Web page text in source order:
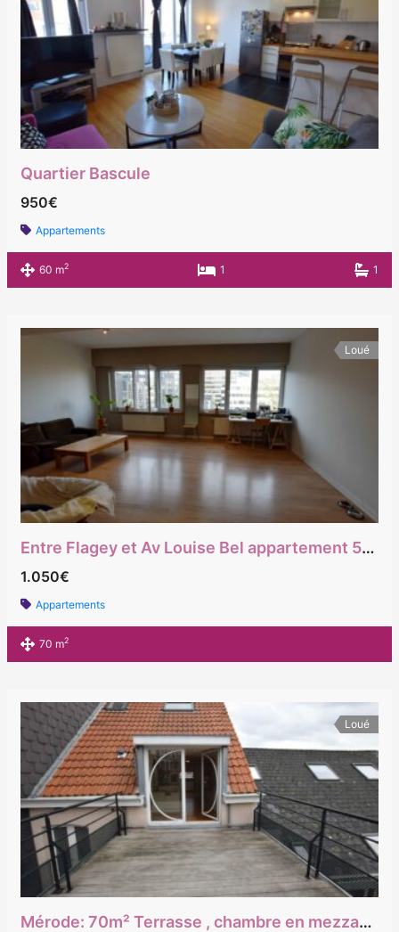
Quartier Bascule
950€
Appartements
60 m2 1 1
Loué
Entre Flagey et Av Louise Bel appartement 5ème arrière avec Ascenseur
1.050€
Appartements
70 m2
Loué
Mérode: 70m² Terrasse , chambre en mezzanine